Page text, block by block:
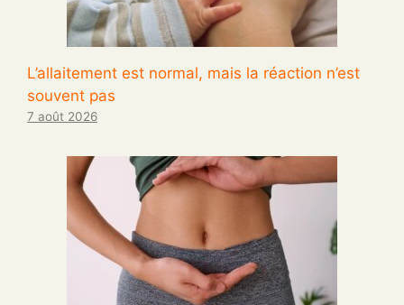
L’allaitement est normal, mais la réaction n’est
souvent pas
7 août 2026